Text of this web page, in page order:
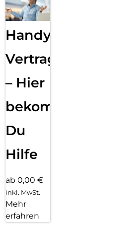
Handy
Vertragsabwicklung
– Hier
bekommst
Du
Hilfe
ab 0,00 €
inkl. MwSt.
Mehr
erfahren